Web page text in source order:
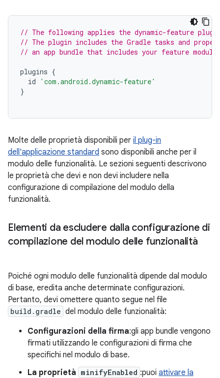
// The following applies the dynamic-feature
// The plugin includes the Gradle tasks and
// an app bundle that includes your feature
plugins {
id
'com.android.dynamic-feature'
}
Molte delle proprietà disponibili per il plug-in
dell'applicazione standard sono disponibili anche per il
modulo delle funzionalità. Le sezioni seguenti descrivono
le proprietà che devi e non devi includere nella
configurazione di compilazione del modulo della
funzionalità.
Elementi da escludere dalla configurazione di
compilazione del modulo delle funzionalità
Poiché ogni modulo delle funzionalità dipende dal modulo
di base, eredita anche determinate configurazioni.
Pertanto, devi omettere quanto segue nel file
build.gradle del modulo delle funzionalità:
Configurazioni della firma:gli app bundle vengono
firmati utilizzando le configurazioni di firma che
specifichi nel modulo di base.
La proprietà minifyEnabled :puoi attivare la